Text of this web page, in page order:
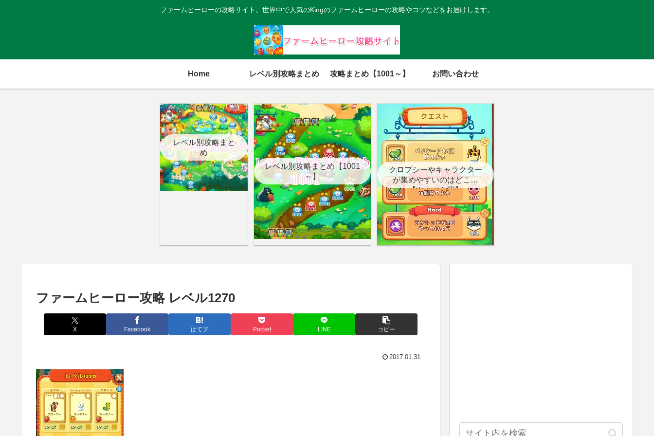
ファームヒーローの攻略サイト。世界中で人気のKingのファームヒーローの攻略やコツなどをお届けします。
Home レベル別攻略まとめ 攻略まとめ【1001～】 お問い合わせ
レベル別攻略まと
め
レベル別攻略まとめ【1001
～】
クロプシーやキャラクター
が集めやすいのはどこ？
【クエスト用】
ファームヒーロー攻略 レベル1270
X Facebook はてブ Pocket LINE コピー
2017.01.31